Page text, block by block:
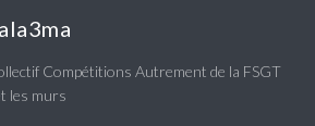
Compétitions Autrement de la FSGT
les murs